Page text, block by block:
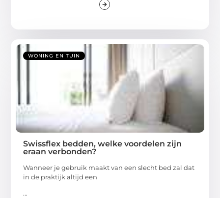
WONING EN TUIN
Swissflex bedden, welke voordelen zijn
eraan verbonden?
Wanneer je gebruik maakt van een slecht bed zal dat
in de praktijk altijd een
...